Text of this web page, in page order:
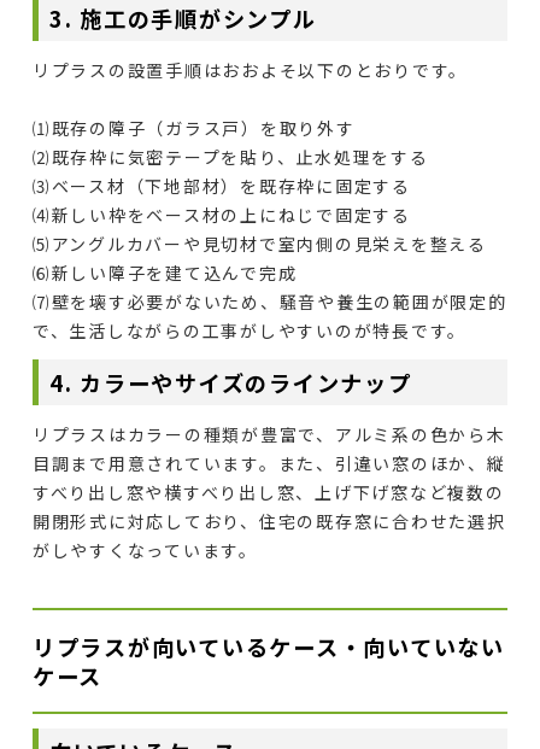
3. 施工の手順がシンプル
リプラスの設置手順はおおよそ以下のとおりです。
⑴既存の障子（ガラス戸）を取り外す
⑵既存枠に気密テープを貼り、止水処理をする
⑶ベース材（下地部材）を既存枠に固定する
⑷新しい枠をベース材の上にねじで固定する
⑸アングルカバーや見切材で室内側の見栄えを整える
⑹新しい障子を建て込んで完成
⑺壁を壊す必要がないため、騒音や養生の範囲が限定的
で、生活しながらの工事がしやすいのが特長です。
4. カラーやサイズのラインナップ
リプラスはカラーの種類が豊富で、アルミ系の色から木
目調まで用意されています。また、引違い窓のほか、縦
すべり出し窓や横すべり出し窓、上げ下げ窓など複数の
開閉形式に対応しており、住宅の既存窓に合わせた選択
がしやすくなっています。
リプラスが向いているケース・向いていない
ケース